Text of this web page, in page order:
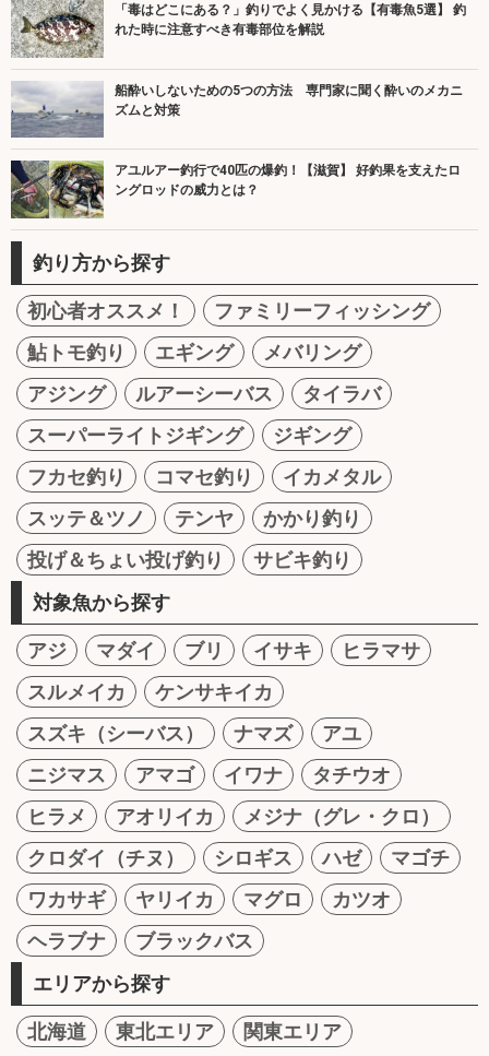
「毒はどこにある？」釣りでよく見かける【有毒魚5選】 釣
れた時に注意すべき有毒部位を解説
船酔いしないための5つの方法 専門家に聞く酔いのメカニ
ズムと対策
アユルアー釣行で40匹の爆釣！【滋賀】 好釣果を支えたロ
ングロッドの威力とは？
釣り方から探す
初心者オススメ！
ファミリーフィッシング
鮎トモ釣り
エギング
メバリング
アジング
ルアーシーバス
タイラバ
スーパーライトジギング
ジギング
フカセ釣り
コマセ釣り
イカメタル
スッテ＆ツノ
テンヤ
かかり釣り
投げ＆ちょい投げ釣り
サビキ釣り
対象魚から探す
アジ マダイ ブリ イサキ
ヒラマサ
スルメイカ
ケンサキイカ
スズキ（シーバス）
ナマズ
アユ
ニジマス
アマゴ イワナ
タチウオ
ヒラメ
アオリイカ
メジナ（グレ・クロ）
クロダイ（チヌ）
シロギス ハゼ
マゴチ
ワカサギ
ヤリイカ マグロ
カツオ
ヘラブナ
ブラックバス
エリアから探す
北海道 東北エリア
関東エリア